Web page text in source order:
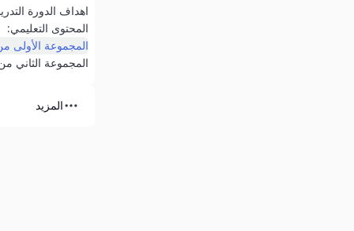
اهداف الدورة
المحتوى التعليمي:
المجموعة الثاني
المزيد